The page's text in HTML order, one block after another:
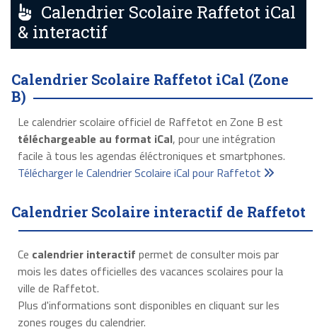
Calendrier Scolaire Raffetot iCal
& interactif
Calendrier Scolaire Raffetot iCal (Zone
B)
Le calendrier scolaire officiel de Raffetot en Zone B est
téléchargeable au format iCal, pour une intégration
facile à tous les agendas éléctroniques et smartphones.
Télécharger le Calendrier Scolaire iCal pour Raffetot
Calendrier Scolaire interactif de Raffetot
Ce calendrier interactif permet de consulter mois par
mois les dates officielles des vacances scolaires pour la
ville de Raffetot.
Plus d'informations sont disponibles en cliquant sur les
zones rouges du calendrier.